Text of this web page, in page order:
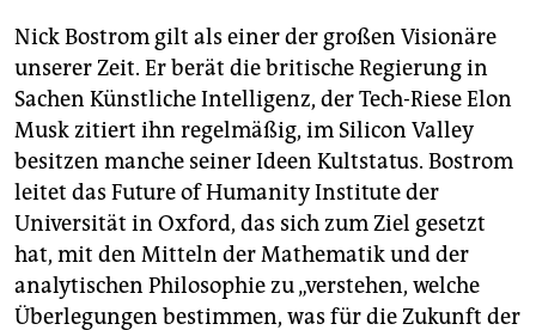
fragen & hilfe
unterstützen
abo
genossenschaft
epaper login
Nick Bostrom gilt als einer der großen Visionäre
unserer Zeit. Er berät die britische Regierung in
Sachen Künstliche Intelligenz, der Tech-Riese Elon
Musk zitiert ihn regelmäßig, im Silicon Valley
besitzen manche seiner Ideen Kultstatus. ­Bostrom
leitet das Future of Humanity Institute der
Universität in Oxford, das sich zum Ziel gesetzt
hat, mit den Mitteln der Mathematik und der
analytischen Philosophie zu „verstehen, welche
Überlegungen bestimmen, was für die Zukunft der